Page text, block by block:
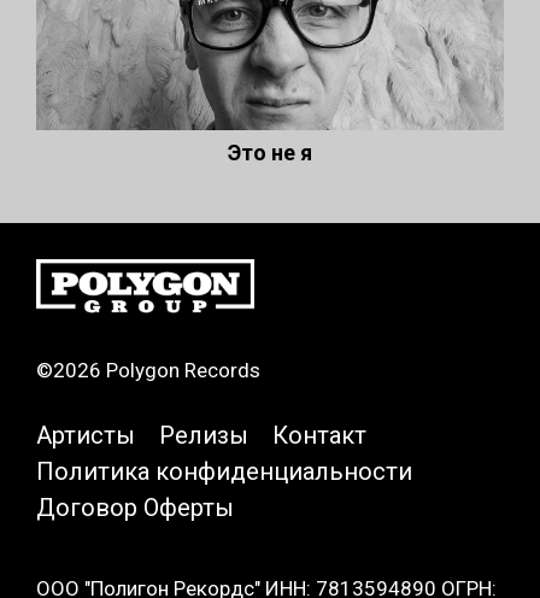
Это не я
©2026 Polygon Records
Артисты Релизы
Контакт
Политика конфиденциальности
Договор Оферты
ООО "Полигон Рекордс" ИНН: 7813594890 ОГРН: